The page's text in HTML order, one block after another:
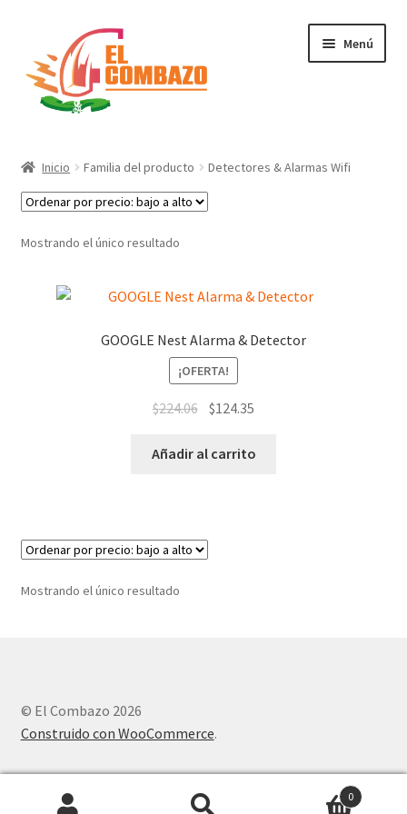
Menú
DJ, Audio e Iluminación PRO
Grabación de Audio & Video
Tecnología
Inicio Familia del producto Detectores & Alarmas Wifi
Mostrando el único resultado
GOOGLE Nest Alarma & Detector
¡OFERTA!
$224.06 $124.35
Añadir al carrito
Mostrando el único resultado
© El Combazo 2026
Construido con WooCommerce.
0